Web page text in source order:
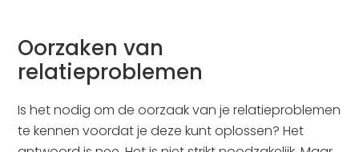
Oorzaken van
relatieproblemen
Is het nodig om de oorzaak van je relatieproblemen
te kennen voordat je deze kunt oplossen? Het